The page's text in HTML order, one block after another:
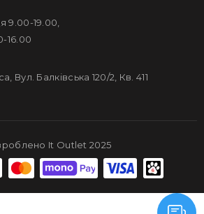
9.00-19.00,
16.00
Вул. Балківська 120/2, Кв. 411
It Outlet 2025